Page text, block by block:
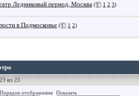
Ледниковый период, Москва ( 1 2 3)
в Подмосковье ( 1 2)
из 23
Порядок отображения Показать